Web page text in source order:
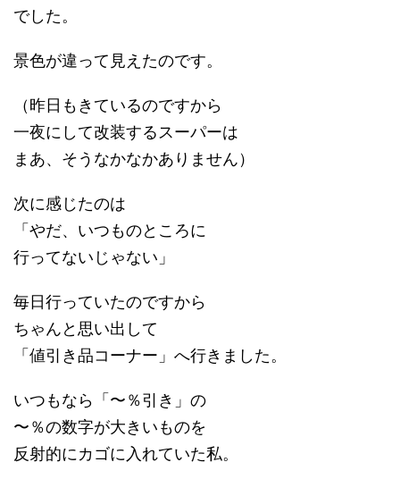
でした。
景色が違って見えたのです。
（昨日もきているのですから
一夜にして改装するスーパーは
まあ、そうなかなかありません）
次に感じたのは
「やだ、いつものところに
行ってないじゃない」
毎日行っていたのですから
ちゃんと思い出して
「値引き品コーナー」へ行きました。
いつもなら「〜％引き」の
〜％の数字が大きいものを
反射的にカゴに入れていた私。